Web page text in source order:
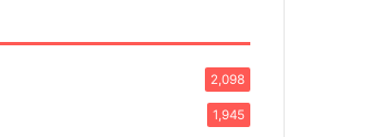
2,098
1,945